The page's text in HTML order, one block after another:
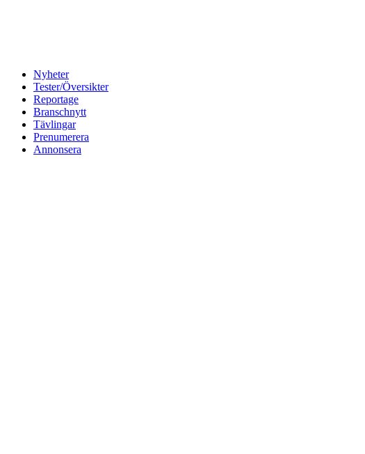
Nyheter
Tester/Översikter
Reportage
Branschnytt
Tävlingar
Prenumerera
Annonsera